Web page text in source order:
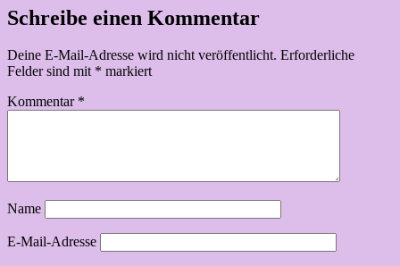
Schreibe einen Kommentar
Deine E-Mail-Adresse wird nicht veröffentlicht. Erforderliche
Felder sind mit * markiert
Kommentar *
Name
E-Mail-Adresse